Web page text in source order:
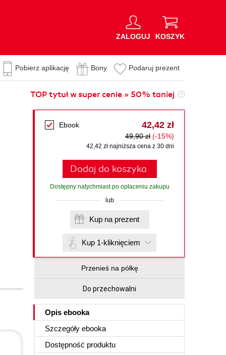
ZALOGUJ KOSZYK
Pobierz aplikację Bony Podaruj prezent
TOP tytuł w super cenie » 50% taniej
Ebook 42,42 zł
49,90 zł (-15%)
42,42 zł najniższa cena z 30 dni
Dodaj do koszyka
Dostępny natychmiast po opłaceniu zakupu
lub
Kup na prezent
Kup 1-kliknięciem
Przenieś na półkę
Do przechowalni
Opis ebooka
Szczegóły ebooka
Dostępność produktu